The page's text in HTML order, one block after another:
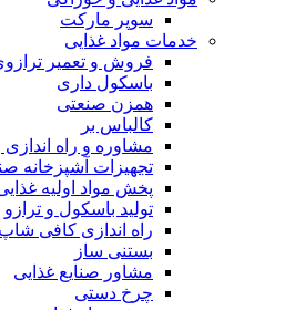
سوپر مارکت
خدمات مواد غذایی
فروش و تعمیر
باسکول داری
همزن صنعتی
کالباس بر
مشاوره و راه
تجهیزات آشپزخانه
پخش مواد اولیه
تولید باسکول و ترازو
راه اندازی کافی شاپ
بستنی ساز
مشاور صنایع غذایی
چرخ دستی